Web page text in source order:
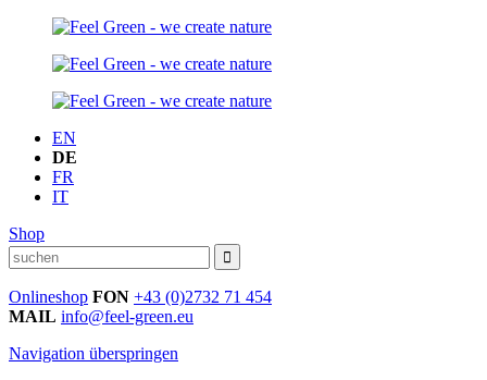
EN
DE
FR
IT
Shop
Onlineshop FON +43 (0)2732 71 454
MAIL info@feel-green.eu
Navigation überspringen